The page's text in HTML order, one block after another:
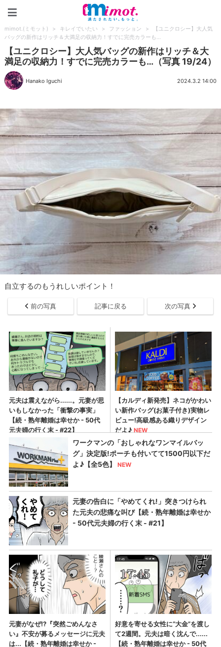
mimot.(ミモット) > キレイでいたい > ファッション >
【ユニクロシー】大人気
バッグの新作はリッチ＆大満足の収納力！すでに完売カラーも…
【ユニクロシー】大人気バッグの新作はリッチ＆大
満足の収納力！すでに完売カラーも…（写真 19/24）
Hanako Iguchi 2024.3.2 14:00
自立するのもうれしいポイント！
前の写真 記事に戻る 次の写真